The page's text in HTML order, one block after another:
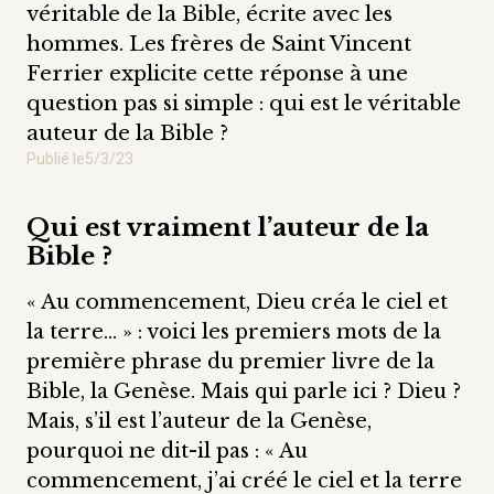
véritable de la Bible, écrite avec les
hommes. Les frères de Saint Vincent
Ferrier explicite cette réponse à une
question pas si simple : qui est le véritable
auteur de la Bible ?
Publié le5/3/23
Qui est vraiment l’auteur de la
Bible ?
« Au commencement, Dieu créa le ciel et
la terre… » : voici les premiers mots de la
première phrase du premier livre de la
Bible, la Genèse. Mais qui parle ici ? Dieu ?
Mais, s’il est l’auteur de la Genèse,
pourquoi ne dit-il pas : « Au
commencement, j’ai créé le ciel et la terre